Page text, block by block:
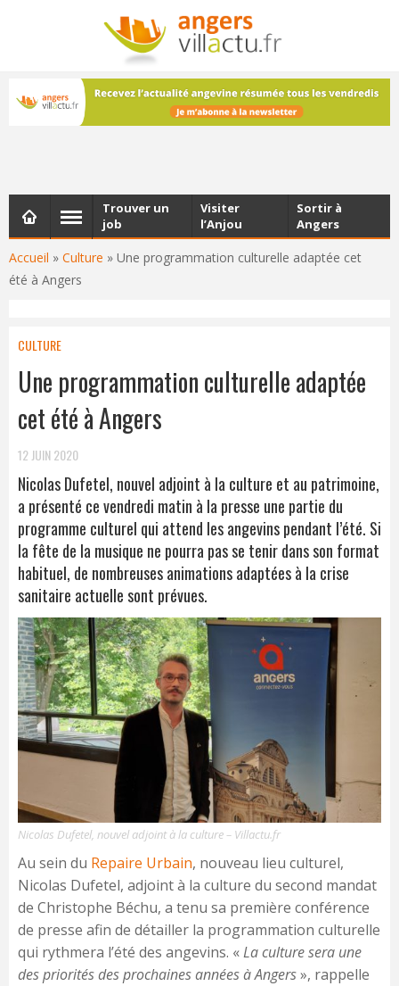
NEWSLETTER
Les dernières actualités d'Angers, chaque vendredi dans
votre boîte e-mail
Accueil » Culture » Une programmation culturelle adaptée cet
été à Angers
Trouver un
job
Visiter
l’Anjou
Sortir à
Angers
CULTURE
Une programmation culturelle adaptée
cet été à Angers
12 JUIN 2020
Nicolas Dufetel, nouvel adjoint à la culture et au patrimoine,
a présenté ce vendredi matin à la presse une partie du
programme culturel qui attend les angevins pendant l’été. Si
la fête de la musique ne pourra pas se tenir dans son format
habituel, de nombreuses animations adaptées à la crise
sanitaire actuelle sont prévues.
Nicolas Dufetel, nouvel adjoint à la culture – Villactu.fr
Au sein du Repaire Urbain, nouveau lieu culturel,
Nicolas Dufetel, adjoint à la culture du second mandat
de Christophe Béchu, a tenu sa première conférence
de presse afin de détailler la programmation culturelle
qui rythmera l’été des angevins. «La culture sera une
des priorités des prochaines années à Angers», rappelle